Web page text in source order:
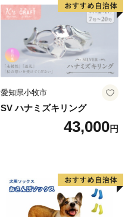
愛知県小牧市
SV ハナミズキリング
43,000円